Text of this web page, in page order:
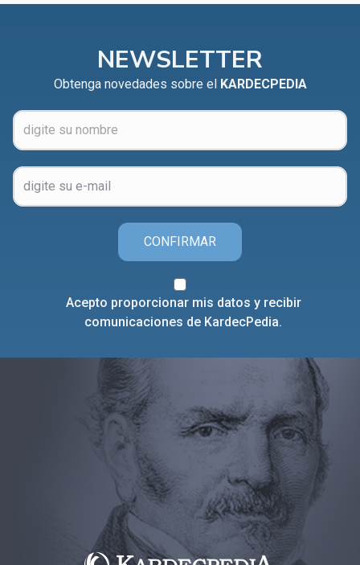
NEWSLETTER
Obtenga novedades sobre el KARDECPEDIA
CONFIRMAR
Acepto proporcionar mis datos y recibir
comunicaciones de KardecPedia.